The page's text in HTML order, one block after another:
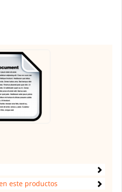
este productos